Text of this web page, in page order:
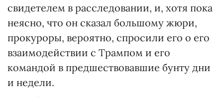
свидетелем в расследовании, и, хотя пока
неясно, что он сказал большому жюри,
прокуроры, вероятно, спросили его о его
взаимодействии с Трампом и его
командой в предшествовавшие бунту дни
и недели.